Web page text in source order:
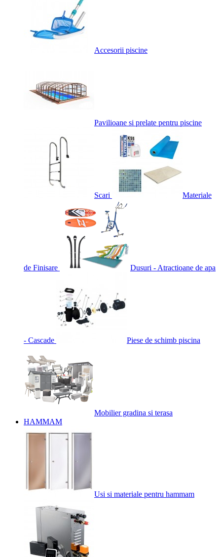
Accesorii piscine
Pavilioane si prelate pentru piscine
Scari Materiale
de Finisare Dusuri - Atractioane de apa
- Cascade Piese de schimb piscina
Mobilier gradina si terasa
HAMMAM
Usi si materiale pentru hammam